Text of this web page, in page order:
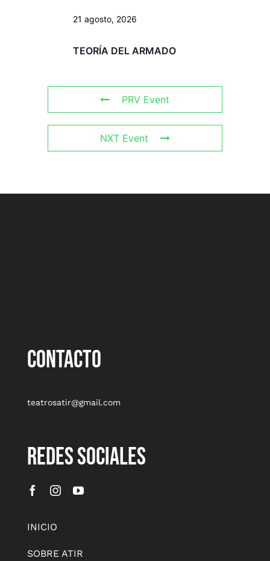
21 agosto, 2026
TEORÍA DEL ARMADO
PRV Event
NXT Event
CONTACTO
teatrosatir@gmail.com
REDES SOCIALES
INICIO
SOBRE ATIR